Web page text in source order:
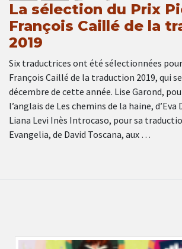
La sélection du Prix
François Caillé de la
2019
Six traductrices ont été sélectionnées
François Caillé de la traduction 2019, qui
décembre de cette année. Lise Garond,
l’anglais de Les chemins de la haine,
Liana Levi Inès Introcaso, pour sa
Evangelia, de David Toscana, aux …